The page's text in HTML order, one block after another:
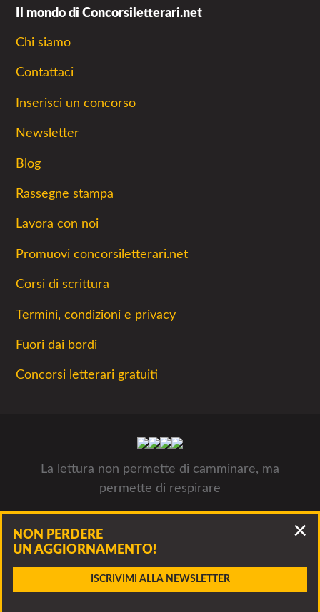
Accidenti, questo bando è scaduto!
Clicca per vedere altri bandi della stessa associazione o
Il mondo di Concorsiletterari.net
Chi siamo
Contattaci
Inserisci un concorso
Newsletter
Blog
Rassegne stampa
Lavora con noi
Promuovi concorsiletterari.net
Corsi di scrittura
Termini, condizioni e privacy
Fuori dai bordi
Concorsi letterari gratuiti
La lettura non permette di camminare, ma
permette di respirare
Panzarella, via Francesco Guerrazzi 10, 20900 Monza P.IVA
09312311005
NON PERDERE
UN AGGIORNAMENTO!
ISCRIVIMI ALLA NEWSLETTER